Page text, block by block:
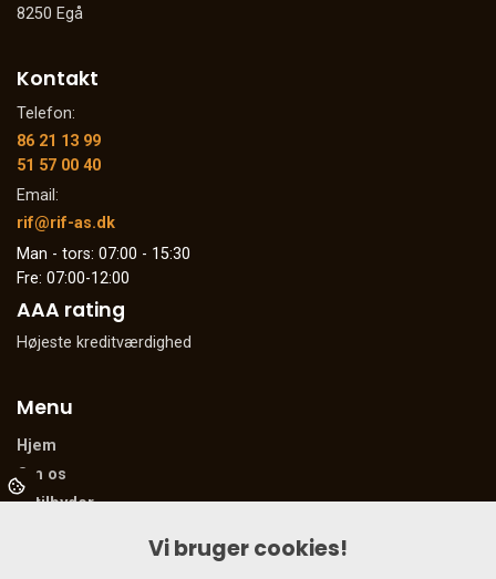
8250 Egå
Kontakt
Telefon:
86 21 13 99
51 57 00 40
Email:
rif@rif-as.dk
Man - tors: 07:00 - 15:30
Fre: 07:00-12:00
AAA rating
Højeste kreditværdighed
Menu
Hjem
Om os
Vi tilbyder
Vi bruger cookies!